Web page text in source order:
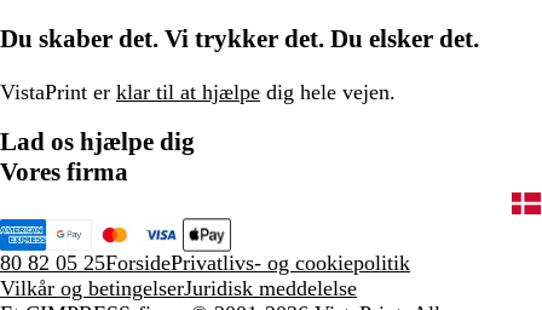
Du skaber det. Vi trykker det. Du elsker det.
VistaPrint er klar til at hjælpe dig hele vejen.
Lad os hjælpe dig
Vores firma
80 82 05 25ForsidePrivatlivs- og cookiepolitik
Vilkår og betingelserJuridisk meddelelse